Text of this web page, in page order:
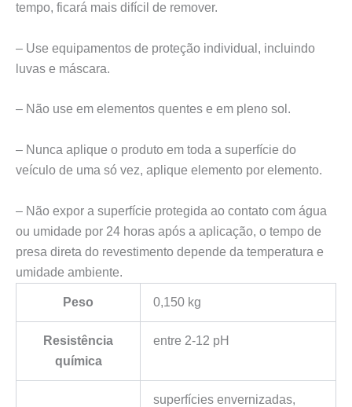
tempo, ficará mais difícil de remover.
– Use equipamentos de proteção individual, incluindo
luvas e máscara.
– Não use em elementos quentes e em pleno sol.
– Nunca aplique o produto em toda a superfície do
veículo de uma só vez, aplique elemento por elemento.
– Não expor a superfície protegida ao contato com água
ou umidade por 24 horas após a aplicação, o tempo de
presa direta do revestimento depende da temperatura e
umidade ambiente.
Peso 0,150 kg
Resistência
química
entre 2-12 pH
superfícies envernizadas,